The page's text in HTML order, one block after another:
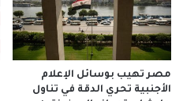
مصر تهيب بوسائل الإعلام
الأجنبية تحري الدقة في تناول